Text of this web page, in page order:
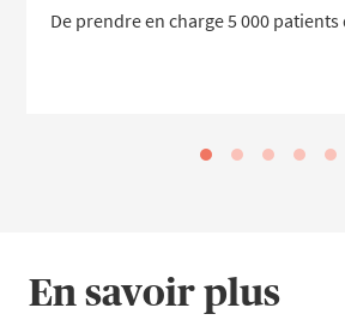
De prendre en charge 5 000
En savoir plus